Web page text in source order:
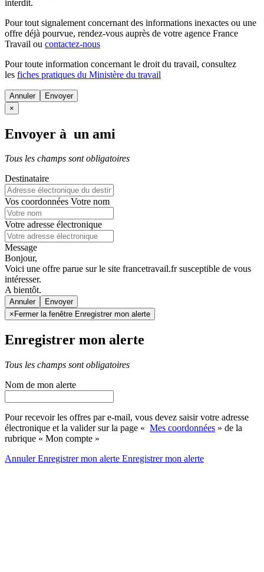
interdit.
Pour tout signalement concernant des informations inexactes ou une
offre déjà pourvue, rendez-vous auprès de votre agence France
Travail ou contactez-nous
Pour toute information concernant le droit du travail, consultez
les fiches pratiques du Ministère du travail
Annuler
×
Envoyer à un ami
Tous les champs sont obligatoires
Destinataire
Vos coordonnées Votre nom
Votre adresse électronique
Message
Bonjour,
Voici une offre parue sur le site francetravail.fr susceptible de vous
intéresser.
A bientôt.
Annuler
× Fermer la fenêtre Enregistrer mon alerte
Enregistrer mon alerte
Tous les champs sont obligatoires
Nom de mon alerte
Pour recevoir les offres par e-mail, vous devez saisir votre adresse
électronique et la valider sur la page « Mes coordonnées » de la
rubrique « Mon compte »
AnnulerEnregistrer mon alerte Enregistrermon alerte